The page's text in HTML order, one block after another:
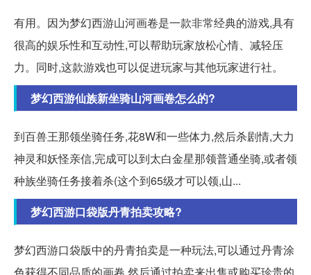
有用。因为梦幻西游山河画卷是一款非常经典的游戏,具有
很高的娱乐性和互动性,可以帮助玩家放松心情、减轻压
力。同时,这款游戏也可以促进玩家与其他玩家进行社。
梦幻西游仙族新坐骑山河画卷怎么的?
到百兽王那领坐骑任务,花8W和一些体力,然后杀剧情,大力
神灵和妖怪亲信,完成可以到太白金星那领普通坐骑,或者领
种族坐骑任务接着杀(这个到65级才可以领,山...
梦幻西游口袋版丹青拍卖攻略?
梦幻西游口袋版中的丹青拍卖是一种玩法,可以通过丹青涂